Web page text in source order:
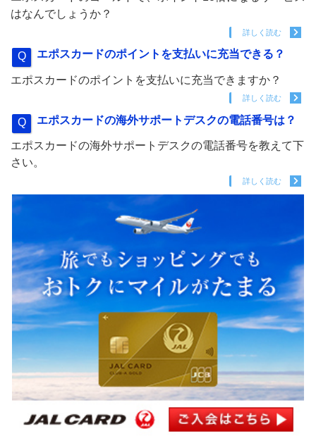
はなんでしょうか？
詳しく読む
エポスカードのポイントを支払いに充当できる？
エポスカードのポイントを支払いに充当できますか？
詳しく読む
エポスカードの海外サポートデスクの電話番号は？
エポスカードの海外サポートデスクの電話番号を教えて下
さい。
詳しく読む